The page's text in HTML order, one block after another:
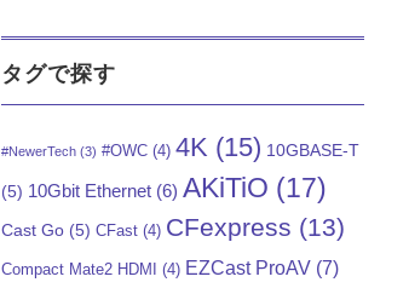
タグで探す
#NewerTech (3) #OWC (4) 4K (15) 10GBASE-T
(5) 10Gbit Ethernet (6) AKiTiO (17)
Cast Go (5) CFast (4) CFexpress (13)
Compact Mate2 HDMI (4) EZCast ProAV (7)